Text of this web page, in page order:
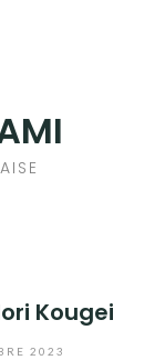
Kougei
2023